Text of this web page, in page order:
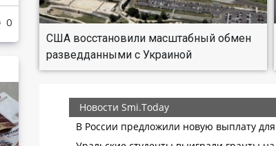
0
США восстановили масштабный обмен
разведданными с Украиной